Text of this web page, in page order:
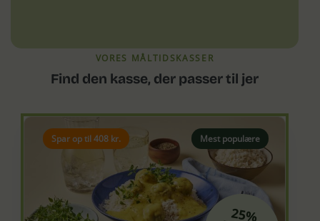
VORES MÅLTIDSKASSER
Find den kasse, der passer til jer
Mest populære
Spar op til 408 kr.
25%